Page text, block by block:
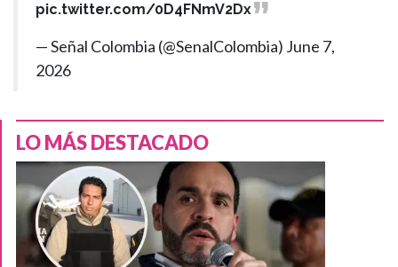
pic.twitter.com/0D4FNmV2Dx
— Señal Colombia (@SenalColombia) June 7,
2026
LO MÁS DESTACADO